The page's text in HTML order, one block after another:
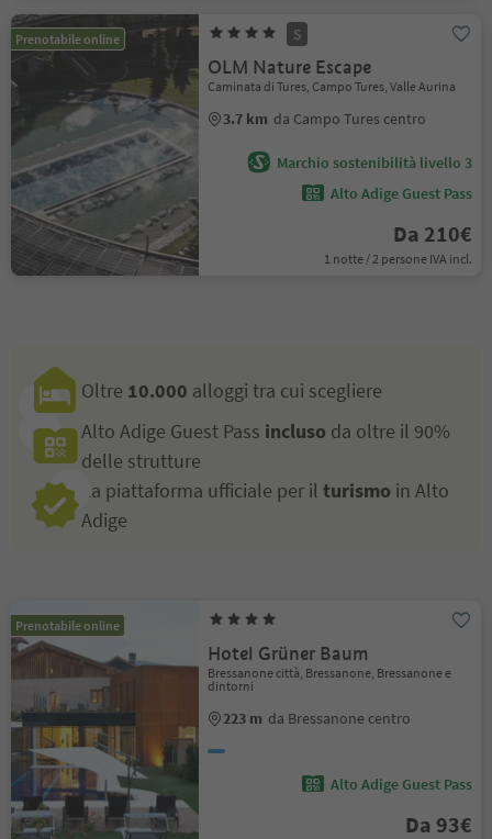
Prenotabile online S
OLM Nature Escape
Caminata di Tures, Campo Tures, Valle Aurina
3.7 km da Campo Tures centro
Marchio sostenibilità livello 3
Alto Adige Guest Pass
Da 210€
1 notte / 2 persone IVA incl.
Oltre 10.000 alloggi tra cui scegliere
Alto Adige Guest Pass incluso da oltre il 90%
delle strutture
La piattaforma ufficiale per il turismo in Alto
Adige
Prenotabile online
Hotel Grüner Baum
Bressanone città, Bressanone, Bressanone e
dintorni
223 m da Bressanone centro
Alto Adige Guest Pass
Da 93€